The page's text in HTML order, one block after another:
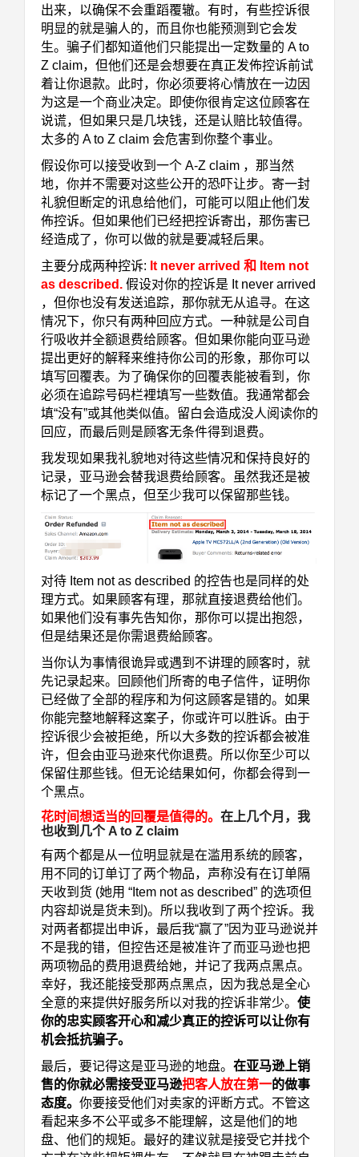
出来，以确保不会重蹈覆辙。有时，有些控诉很
明显的就是骗人的，而且你也能预测到它会发
生。骗子们都知道他们只能提出一定数量的 A to
Z claim，但他们 还是会想要在真正发佈控诉前试
着让你退款。此时，你必须要将心情放在一边因
为这是一个商业决定。即使你很肯定这位顾客在
说谎，但如果只是几块钱，还是认赔比较值得。
太多的 A to Z claim 会危害到你整个事业。
假设你可以接受收到一个 A-Z claim ，那当然
地，你并不需要对这些公开的恐吓让步。寄一封
礼貌但断定的讯息给他们，可能可以阻止他们发
佈控诉。但如果他们已经把控诉寄出，那伤害已
经造成了，你可以做的就是要减轻后果。
主要分成两种控诉: It never arrived 和 Item not
as described. 假设对你的控诉是 It never arrived
， 但你也没有发送追踪，那你就无从追寻。在这
情况下，你只有两种回应方式。一种就是公司自
行吸收并全额退费给顾客。但如果你能向亚马逊
提出更好的解释来维持你公司的形象，那你可以
填写回覆表。为了确保你的回覆表能被看到，你
必须在追踪号码栏裡填写一些数值。我通常都会
填“没有”或其他类似值。留白会造成没人阅读你的
回应，而最后则是顾客无条件得到退费。
我发现如果我礼貌地对待这些情况和保持良好的
记录，亚马逊会替我退费给顾客。虽然我还是被
标记了一个黑点，但至少我可以保留那些钱。
对待 Item not as described 的控告也是同样的处
理方式。如果顾客有理，那就直接退费给他们。
如果他们没有事先告知你，那你可以提出抱怨，
但是结果还是你需退费給顾客。
当你认为事情很诡异或遇到不讲理的顾客时，就
先记录起来。回顾他们所寄的电子信件，证明你
已经做了全部的程序和为何这顾客是错的。如果
你能完整地解释这案子，你或许可以胜诉。由于
控诉很少会被拒绝，所以大多数的控诉都会被准
许，但会由亚马逊來代你退费。所以你至少可以
保留住那些钱。但无论结果如何，你都会得到一
个黑点。
花时间想适当的回覆是值得的。 在上几个月，我
也收到几个 A to Z claim
有两个都是从一位明显就是在滥用系统的顾客，
用不同的订单订了两个物品，声称没有在订单隔
天收到货 (她用 “Item not as described” 的选项但
内容却说是货未到)。所以我收到了两个控诉。我
对两者都提出申诉，最后我“赢了”因为亚马逊说并
不是我的错，但控告还是被准许了而亚马逊也把
两项物品的费用退费给她，并记了我两点黑点。
幸好，我还能接受那两点黑点，因为我总是全心
全意的来提供好服务所以对我的控诉非常少。 使
你的忠实顾客开心和减少真正的控诉可以让你有
机会抵抗骗子。
最后，要记得这是亚马逊的地盘。 在亚马逊上销
售的你就必需接受亚马逊把客人放在第一的做事
态度。 你要接受他们对卖家的评断方式。不管这
看起来多不公平或多不能理解，这是他们的地
盘、他们的规矩。最好的建议就是接受它并找个